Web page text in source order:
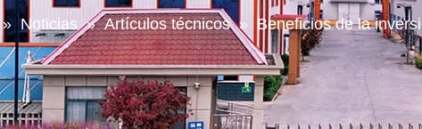
» Noticias » Artículos técnicos » Beneficios de la